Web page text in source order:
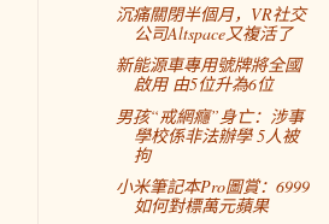
沉痛關閉半個月，VR社交
公司Altspace又複活了
新能源車專用號牌將全國
啟用 由5位升為6位
男孩“戒網癮”身亡：涉事
學校係非法辦學 5人被
拘
小米筆記本Pro圖賞：6999
如何對標萬元蘋果